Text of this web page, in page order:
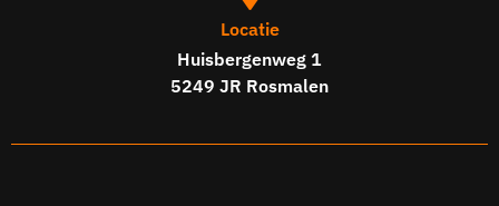
Locatie
Huisbergenweg 1
5249 JR Rosmalen